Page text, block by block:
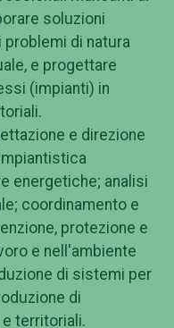
soluzioni
problemi di natura
e progettare
(impianti) in
e direzione
energetiche; analisi
coordinamento e
protezione e
e nell'ambiente
di sistemi per
di
territoriali.